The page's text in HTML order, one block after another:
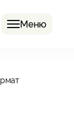
Меню